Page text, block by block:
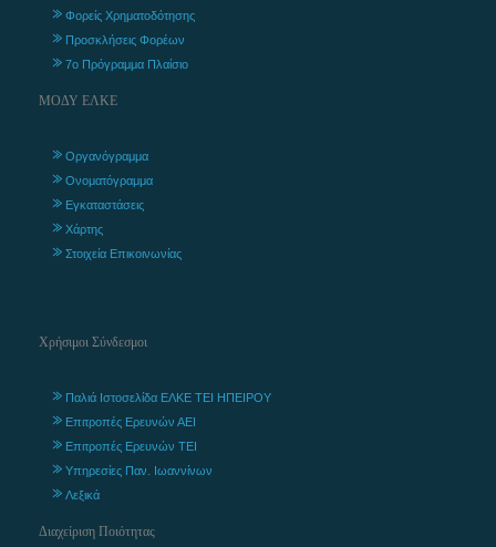
Φορείς Χρηματοδότησης
Προσκλήσεις Φορέων
7ο Πρόγραμμα Πλαίσιο
ΜΟΔΥ ΕΛΚΕ
Οργανόγραμμα
Ονοματόγραμμα
Εγκαταστάσεις
Χάρτης
Στοιχεία Επικοινωνίας
Χρήσιμοι Σύνδεσμοι
Παλιά Ιστοσελίδα ΕΛΚΕ ΤΕΙ ΗΠΕΙΡΟΥ
Επιτροπές Ερευνών ΑΕΙ
Επιτροπές Ερευνών ΤΕΙ
Υπηρεσίες Παν. Ιωαννίνων
Λεξικά
Διαχείριση Ποιότητας